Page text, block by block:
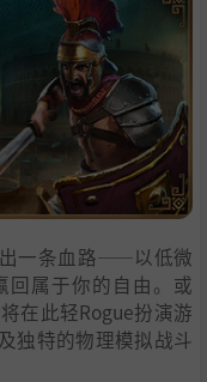
出一条血路——以低微
回属于你的自由。或
在此轻Rogue扮演游
独特的物理模拟战斗